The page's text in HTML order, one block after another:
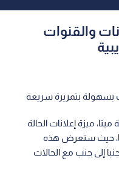
والقنوات
بسهولة بتمريرة سريعة
ميزة إعلانات الحالة
حيث ستعرض هذه
إلى جنب مع الحالات